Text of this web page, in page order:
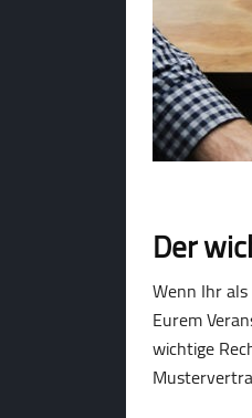
Der
Wenn Ihr
Eurem
wichtige